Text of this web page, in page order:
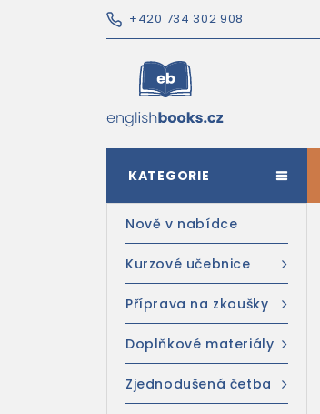
+420 734 302 908
KATEGORIE
Nově v nabídce
Kurzové učebnice
Příprava na zkoušky
Doplňkové materiály
Zjednodušená četba